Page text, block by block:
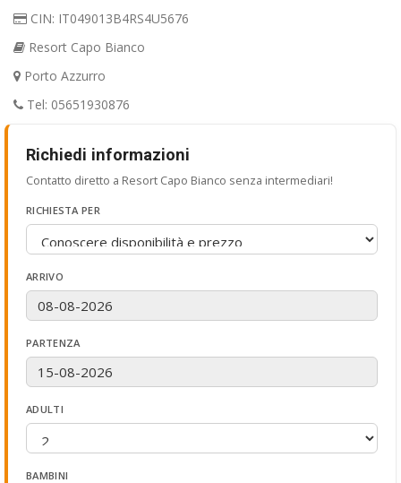
CIN: IT049013B4RS4U5676
Resort Capo Bianco
Porto Azzurro
Tel: 05651930876
Richiedi informazioni
Contatto diretto a Resort Capo Bianco senza intermediari!
RICHIESTA PER
ARRIVO
PARTENZA
ADULTI
BAMBINI